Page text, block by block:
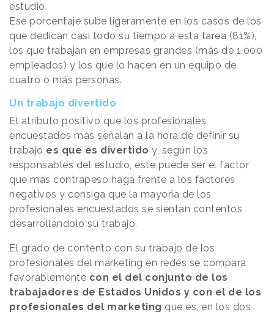
estudio.
Ese porcentaje sube ligeramente en los casos de los
que dedican casi todo su tiempo a esta tarea (81%),
los que trabajan en empresas grandes (más de 1.000
empleados) y los que lo hacen en un equipo de
cuatro o más personas.
Un trabajo divertido
El atributo positivo que los profesionales
encuestados más señalan a la hora de definir su
trabajo es que es divertido y, según los
responsables del estudio, este puede ser el factor
que más contrapeso haga frente a los factores
negativos y consiga que la mayoría de los
profesionales encuestados se sientan contentos
desarrollándolo su trabajo.
El grado de contento con su trabajo de los
profesionales del marketing en redes se compara
favorablemente con el del conjunto de los
trabajadores de Estados Unidos y con el de los
profesionales del marketing que es, en los dos